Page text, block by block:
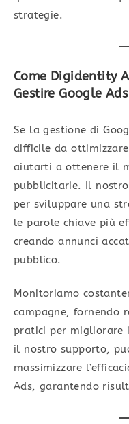
strategie.
Come Digidentity
Gestire Google Ads
Se la gestione di
difficile da
aiutarti a ottenere il
pubblicitarie. Il
per sviluppare una
le parole chiave più
creando annunci
pubblico.
Monitoriamo
campagne, fornendo
pratici per migliorare
il nostro supporto,
massimizzare
Ads, garantendo